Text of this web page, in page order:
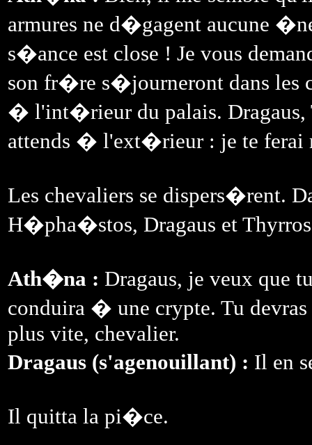
armures ne d�gagent aucune
s�ance est close ! Je vous
son fr�re s�journeront dans les
� l'int�rieur du palais. Dragaus,
attends � l'ext�rieur : je te ferai
Les chevaliers se dispers�rent.
H�pha�stos, Dragaus et
Ath�na : Dragaus, je veux que
conduira � une crypte. Tu
plus vite, chevalier.
Dragaus (s'agenouillant) : Il en
Il quitta la pi�ce.